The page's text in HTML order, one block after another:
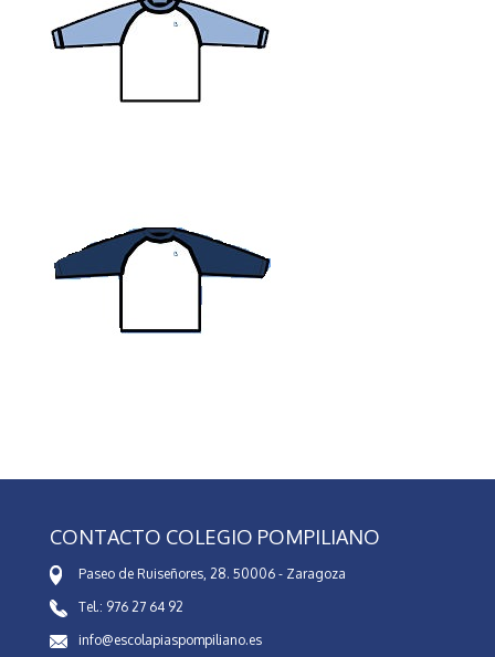
CONTACTO COLEGIO POMPILIANO
Paseo de Ruiseñores, 28. 50006 - Zaragoza
Tel.: 976 27 64 92
info@escolapiaspompiliano.es